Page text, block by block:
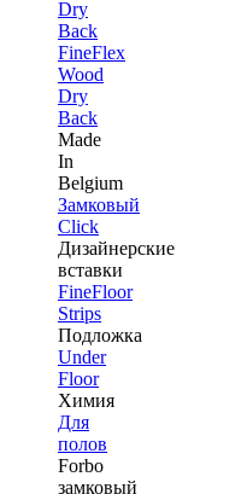
Dry
Back
FineFlex
Wood
Dry
Back
Made
In
Belgium
Замковый
Click
Дизайнерские
вставки
FineFloor
Strips
Подложка
Under
Floor
Химия
Для
полов
Forbo
замковый